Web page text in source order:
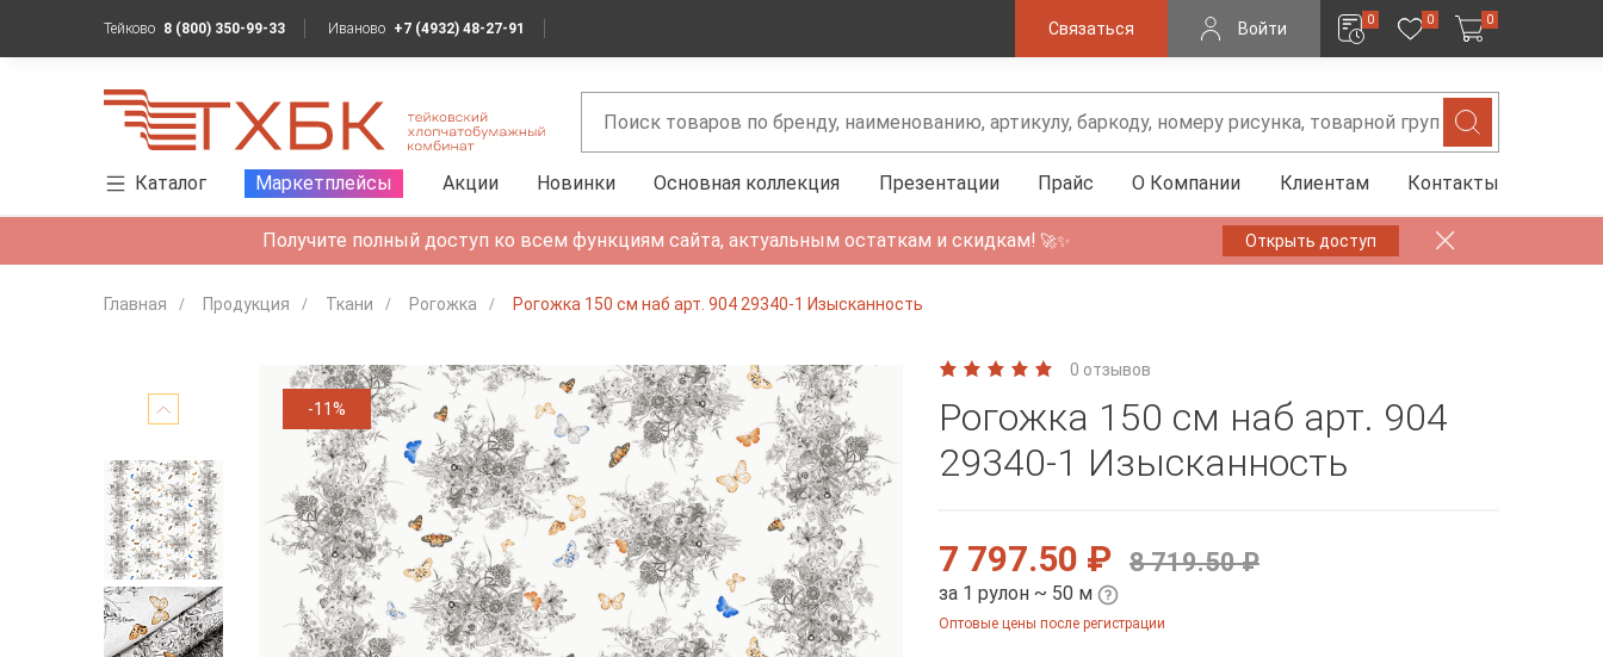
Тейково 8 (800) 350-99-33 Иваново +7 (4932) 48-27-91 Связаться Войти 0 0 0
Каталог Маркетплейсы Акции Новинки Основная коллекция Презентации Прайс О Компании Клиентам Контакты
Получите полный доступ ко всем функциям сайта, актуальным остаткам и скидкам! 🚀✨ Открыть доступ
Главная Продукция Ткани Рогожка Рогожка 150 см наб арт. 904 29340-1 Изысканность
-11%
0 отзывов
Рогожка 150 см наб арт. 904
29340-1 Изысканность
7 797.50 ₽ 8 719.50 ₽
за 1 рулон ~ 50 м
Оптовые цены после регистрации